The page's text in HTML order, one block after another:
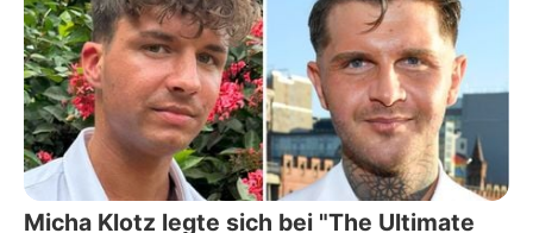
Micha Klotz legte sich bei "The Ultimate